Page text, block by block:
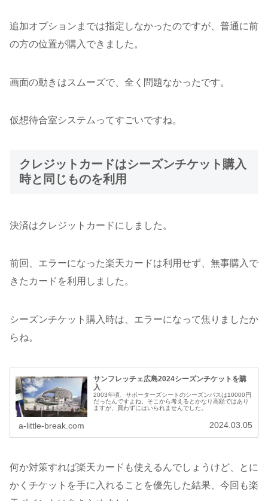
追加オプションまでは指定しなかったのですが、普通に前
の方の位置が購入できました。
画面の動きはスムーズで、全く問題なかったです。
仮想待合室システムってすごいですね。
クレジットカードはシーズンチケット購入
時と同じものを利用
決済はクレジットカードにしました。
前回、エラーになった楽天カードは利用せず、無事購入で
きたカードを利用しました。
シーズンチケット購入時は、エラーになって焦りましたか
らね。
サンフレッチェ広島2024シーズンチケットを購
入
2003年頃、サポーターズシートのシーズンパスは10000円
だったんですよね。そこから考えるとかなり高額ではあり
ますが、買わずにはいられませんでした。
a-little-break.com 2024.03.05
何か対策すれば楽天カードも使えるんでしょうけど、とに
かくチケットを手に入れることを優先した結果、今回も楽